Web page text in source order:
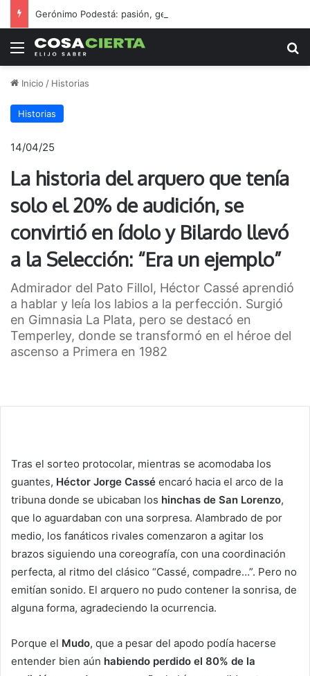
Menú
Inicio / Historias
Historias
14/04/25
La historia del arquero que tenía
solo el 20% de audición, se
convirtió en ídolo y Bilardo llevó
a la Selección: “Era un ejemplo”
Admirador del Pato Fillol, Héctor Cassé aprendió
a hablar y leía los labios a la perfección. Surgió
en Gimnasia La Plata, pero se destacó en
Temperley, donde se transformó en el héroe del
ascenso a Primera en 1982
Tras el sorteo protocolar, mientras se acomodaba los
guantes, Héctor Jorge Cassé encaró hacia el arco de la
tribuna donde se ubicaban los hinchas de San Lorenzo,
que lo aguardaban con una sorpresa. Alambrado de por
medio, los fanáticos rivales comenzaron a agitar los
brazos siguiendo una coreografía, con una coordinación
perfecta, al ritmo del clásico “Cassé, compadre…”. Pero no
emitían sonido. El arquero no pudo contener la sonrisa, de
alguna forma, agradeciendo la ocurrencia.
Porque el Mudo, que a pesar del apodo podía hacerse
entender bien aún habiendo perdido el 80% de la